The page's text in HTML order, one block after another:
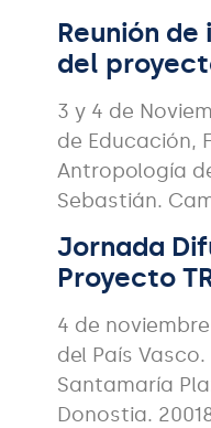
Reunión
del
3 y 4 de
de Educación,
Antropología
Sebastián.
Jornada
Proyecto
4 de
del País
Santamaría
Donostia.